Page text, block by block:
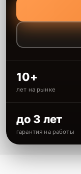
10+
лет на рынке
до 3 лет
гарантия на работы